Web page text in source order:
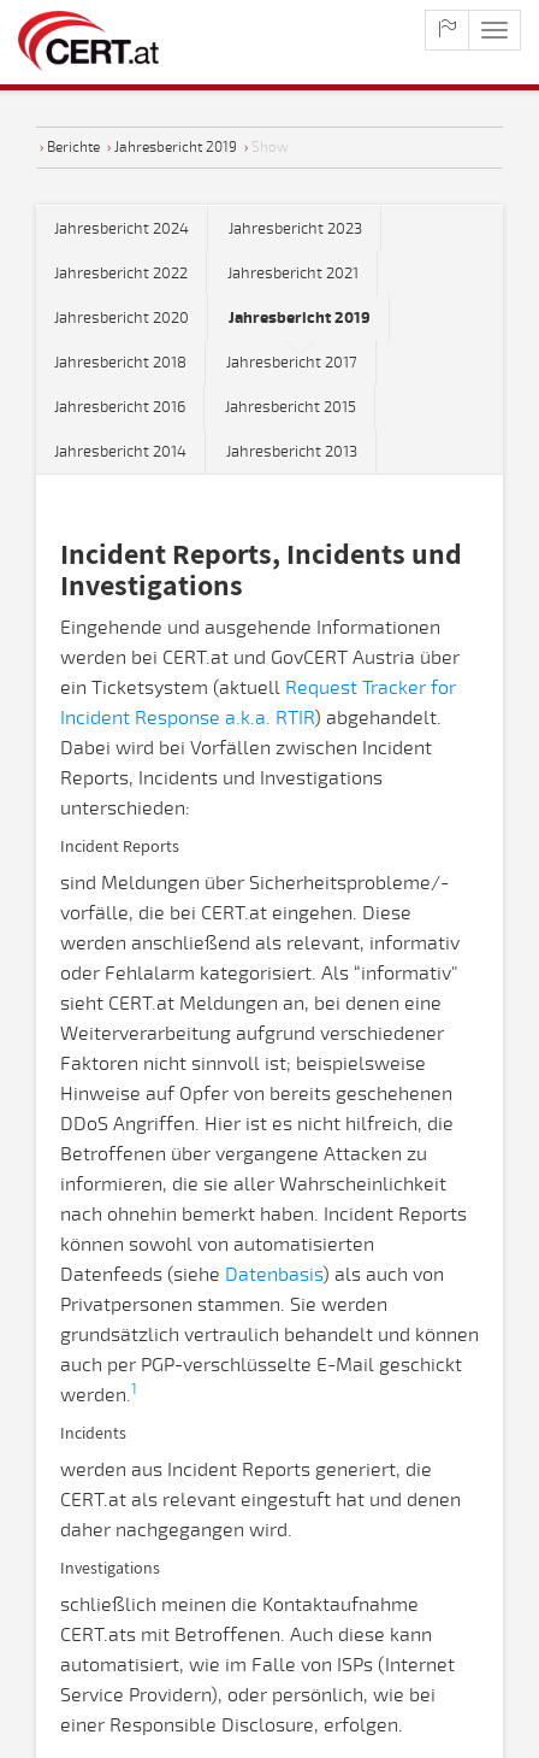
› Berichte › Jahresbericht 2019 › Show
Jahresbericht 2024 Jahresbericht 2023
Jahresbericht 2022 Jahresbericht 2021
Jahresbericht 2020 Jahresbericht 2019
Jahresbericht 2018 Jahresbericht 2017
Jahresbericht 2016 Jahresbericht 2015
Jahresbericht 2014 Jahresbericht 2013
Incident Reports, Incidents und
Investigations
Eingehende und ausgehende Informationen
werden bei CERT.at und GovCERT Austria über
ein Ticketsystem (aktuell Request Tracker for
Incident Response a.k.a. RTIR) abgehandelt.
Dabei wird bei Vorfällen zwischen Incident
Reports, Incidents und Investigations
unterschieden:
Incident Reports
sind Meldungen über Sicherheitsprobleme/-
vorfälle, die bei CERT.at eingehen. Diese
werden anschließend als relevant, informativ
oder Fehlalarm kategorisiert. Als “informativ"
sieht CERT.at Meldungen an, bei denen eine
Weiterverarbeitung aufgrund verschiedener
Faktoren nicht sinnvoll ist; beispielsweise
Hinweise auf Opfer von bereits geschehenen
DDoS Angriffen. Hier ist es nicht hilfreich, die
Betroffenen über vergangene Attacken zu
informieren, die sie aller Wahrscheinlichkeit
nach ohnehin bemerkt haben. Incident Reports
können sowohl von automatisierten
Datenfeeds (siehe Datenbasis) als auch von
Privatpersonen stammen. Sie werden
grundsätzlich vertraulich behandelt und können
auch per PGP-verschlüsselte E-Mail geschickt
werden.1
Incidents
werden aus Incident Reports generiert, die
CERT.at als relevant eingestuft hat und denen
daher nachgegangen wird.
Investigations
schließlich meinen die Kontaktaufnahme
CERT.ats mit Betroffenen. Auch diese kann
automatisiert, wie im Falle von ISPs (Internet
Service Providern), oder persönlich, wie bei
einer Responsible Disclosure, erfolgen.